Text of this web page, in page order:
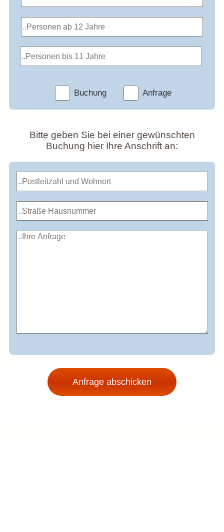
Buchung Anfrage
Bitte geben Sie bei einer gewünschten
Buchung hier Ihre Anschrift an: